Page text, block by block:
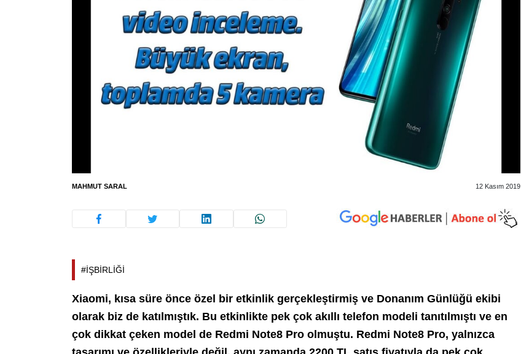
MAHMUT SARAL 12 Kasım 2019
#İŞBİRLİĞİ
Xiaomi, kısa süre önce özel bir etkinlik gerçekleştirmiş ve Donanım Günlüğü ekibi
olarak biz de katılmıştık. Bu etkinlikte pek çok akıllı telefon modeli tanıtılmıştı ve en
çok dikkat çeken model de Redmi Note8 Pro olmuştu. Redmi Note8 Pro, yalnızca